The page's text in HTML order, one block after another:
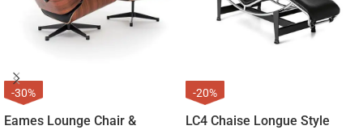
-30%
Eames Lounge Chair &
-20%
LC4 Chaise Longue Style